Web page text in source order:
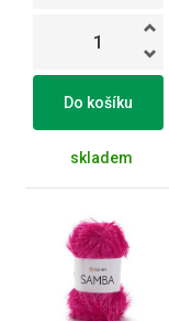
Do košíku
skladem